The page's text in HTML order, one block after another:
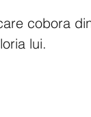
cobora
lui.